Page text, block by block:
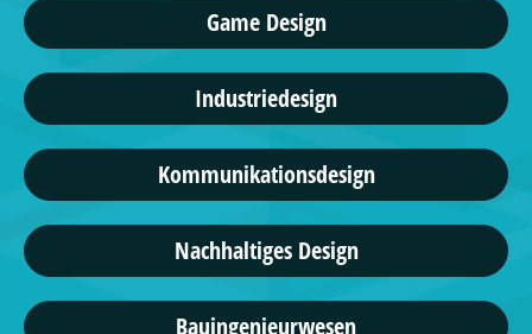
Game Design
Industriedesign
Kommunikationsdesign
Nachhaltiges Design
Bauingenieurwesen